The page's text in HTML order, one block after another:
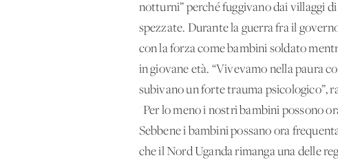
notturni” perché fuggivano dai villaggi
spezzate. Durante la guerra fra il
con la forza come bambini soldato
in giovane età. “Vivevamo nella paura
subivano un forte trauma psicologico”,
''Per lo meno i nostri bambini
Sebbene i bambini possano ora
che il Nord Uganda rimanga una delle